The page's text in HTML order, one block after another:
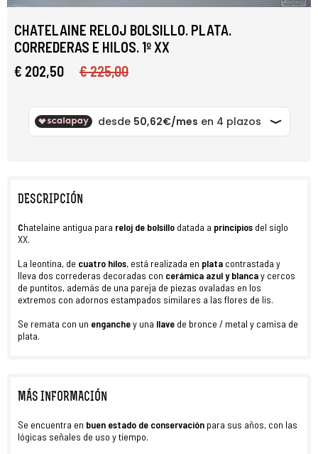
CHATELAINE RELOJ BOLSILLO. PLATA.
CORREDERAS E HILOS. 1º XX
€ 202,50
€ 225,00
DESCRIPCIÓN
Chatelaine antigua para reloj de bolsillo datada a principios del siglo
XX.
La leontina, de cuatro hilos, está realizada en plata contrastada y
lleva dos correderas decoradas con cerámica azul y blancay cercos
de puntitos, además de una pareja de piezas ovaladas en los
extremos con adornos estampados similares a las flores de lis.
Se remata con un enganchey una llave de bronce / metal y camisa de
plata.
MÁS INFORMACIÓN
Se encuentra en buen estado de conservación para sus años, con las
lógicas señales de uso y tiempo.